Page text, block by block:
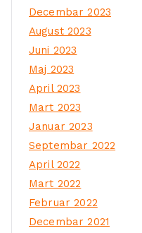
Decembar 2023
August 2023
Juni 2023
Maj 2023
April 2023
Mart 2023
Januar 2023
Septembar 2022
April 2022
Mart 2022
Februar 2022
Decembar 2021